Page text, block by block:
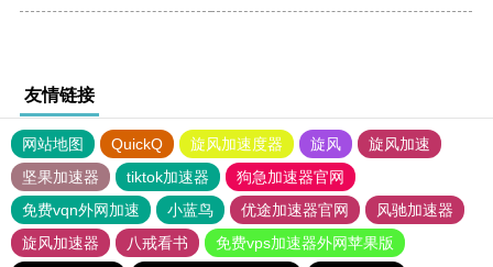
友情链接
网站地图 QuickQ 旋风加速度器 旋风
旋风加速
坚果加速器
tiktok加速器
狗急加速器官网
免费vqn外网加速
小蓝鸟 优途加速器官网
风驰加速器
旋风加速器
八戒看书 免费vps加速器外网苹果版